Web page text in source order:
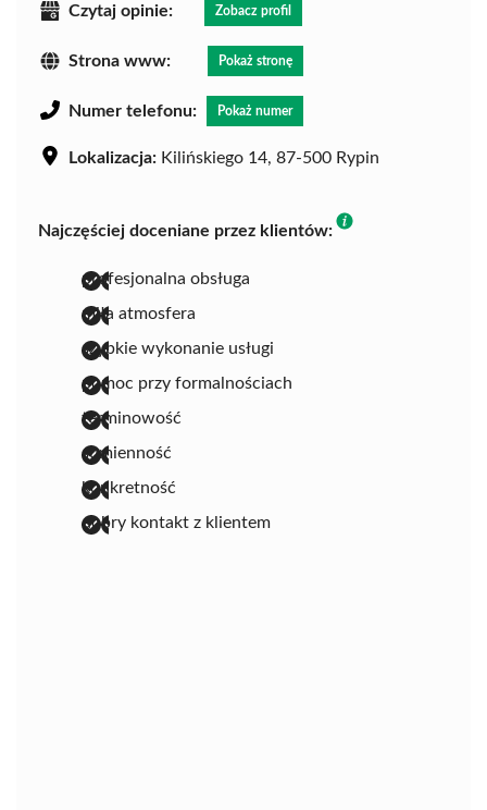
Czytaj opinie: Zobacz profil
Strona www: Pokaż stronę
Numer telefonu: Pokaż numer
Lokalizacja: Kilińskiego 14, 87-500 Rypin
Najczęściej doceniane przez klientów:
profesjonalna obsługa
miła atmosfera
szybkie wykonanie usługi
pomoc przy formalnościach
terminowość
sumienność
konkretność
dobry kontakt z klientem